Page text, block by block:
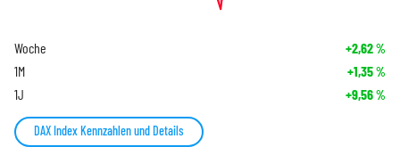
Woche +2,62%
1M +1,35%
1J +9,56%
DAX Index Kennzahlen und Details